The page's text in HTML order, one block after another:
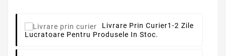
Livrare Prin Curier1-2 Zile
Lucratoare Pentru Produsele In Stoc.